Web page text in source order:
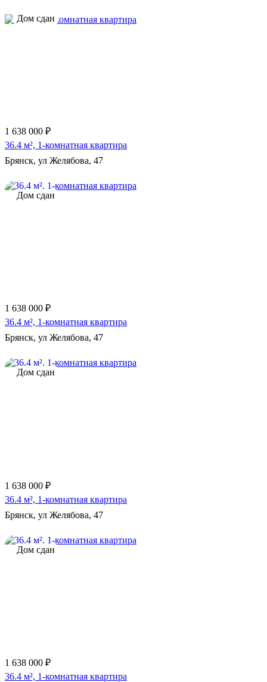
Дом сдан
1 638 000 ₽
36.4 м², 1-комнатная квартира
Брянск, ул Желябова, 47
Дом сдан
1 638 000 ₽
36.4 м², 1-комнатная квартира
Брянск, ул Желябова, 47
Дом сдан
1 638 000 ₽
36.4 м², 1-комнатная квартира
Брянск, ул Желябова, 47
Дом сдан
1 638 000 ₽
36.4 м², 1-комнатная квартира